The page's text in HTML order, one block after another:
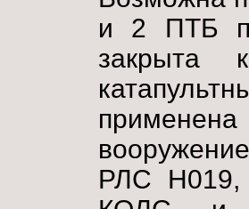
и 2 ПТБ
закрыта
РЛС Н019,